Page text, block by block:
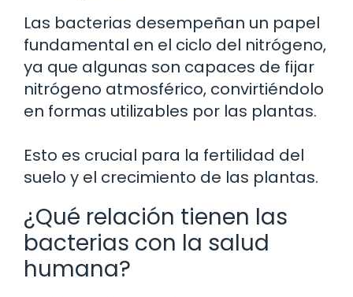
Las bacterias desempeñan un papel
fundamental en el ciclo del nitrógeno,
ya que algunas son capaces de fijar
nitrógeno atmosférico, convirtiéndolo
en formas utilizables por las plantas.
Esto es crucial para la fertilidad del
suelo y el crecimiento de las plantas.
¿Qué relación tienen las
bacterias con la salud
humana?